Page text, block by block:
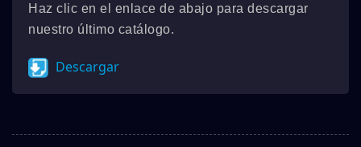
Haz clic en el enlace de abajo para descargar
nuestro último catálogo.
Descargar